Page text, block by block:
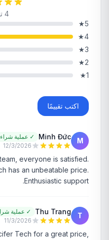
4 تقييم
5
★
4
★
3
★
2
★
1
★
اكتب تقييمًا
M
Minh Đức
✓ عملية
12/3/2026
everyone is satisfied.
has an unbeatable price.
Enthusiastic support.
T
Thu Trang
✓ عملية
11/3/2026
Tech for a great price,